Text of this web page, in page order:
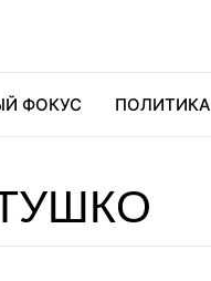
ФОКУС ПОЛИТИКА